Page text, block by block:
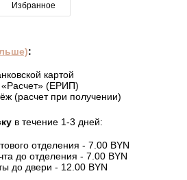
Избранное
:
картой
«Расчет» (ЕРИП)
(расчет при получении)
в течение 1-3 дней:
отделения - 7.00 BYN
до отделения - 7.00 BYN
до двери - 12.00 BYN